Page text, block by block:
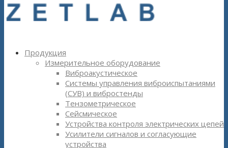
Продукция
Измерительное оборудование
Виброакустическое
Системы управления виброиспытаниями
(СУВ) и вибростенды
Тензометрическое
Сейсмическое
Устройства контроля электрических цепей
Усилители сигналов и согласующие
устройства